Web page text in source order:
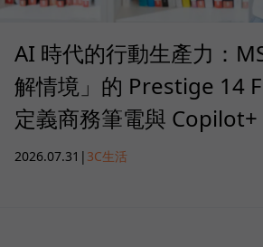
AI 時代的行動生產力：
解情境」的 Prestige 14
定義商務筆電與 Copilot+
2026.07.31 | 3C生活